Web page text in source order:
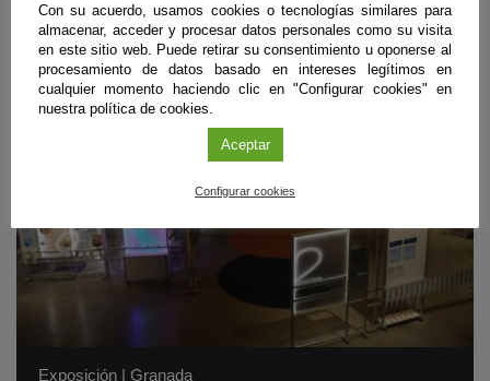
Exposición | Granada
Con su acuerdo, usamos cookies o tecnologías similares para
almacenar, acceder y procesar datos personales como su visita
en este sitio web. Puede retirar su consentimiento u oponerse al
procesamiento de datos basado en intereses legítimos en
cualquier momento haciendo clic en "Configurar cookies" en
nuestra política de cookies.
Aceptar
Configurar cookies